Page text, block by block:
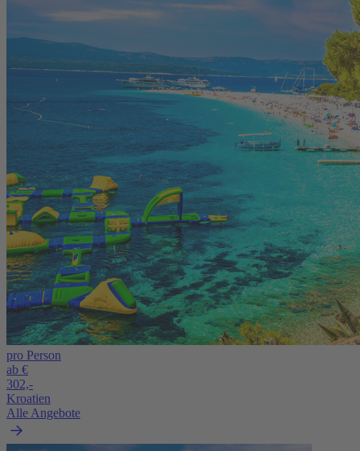
pro Person
ab €
302,-
Kroatien
Alle Angebote